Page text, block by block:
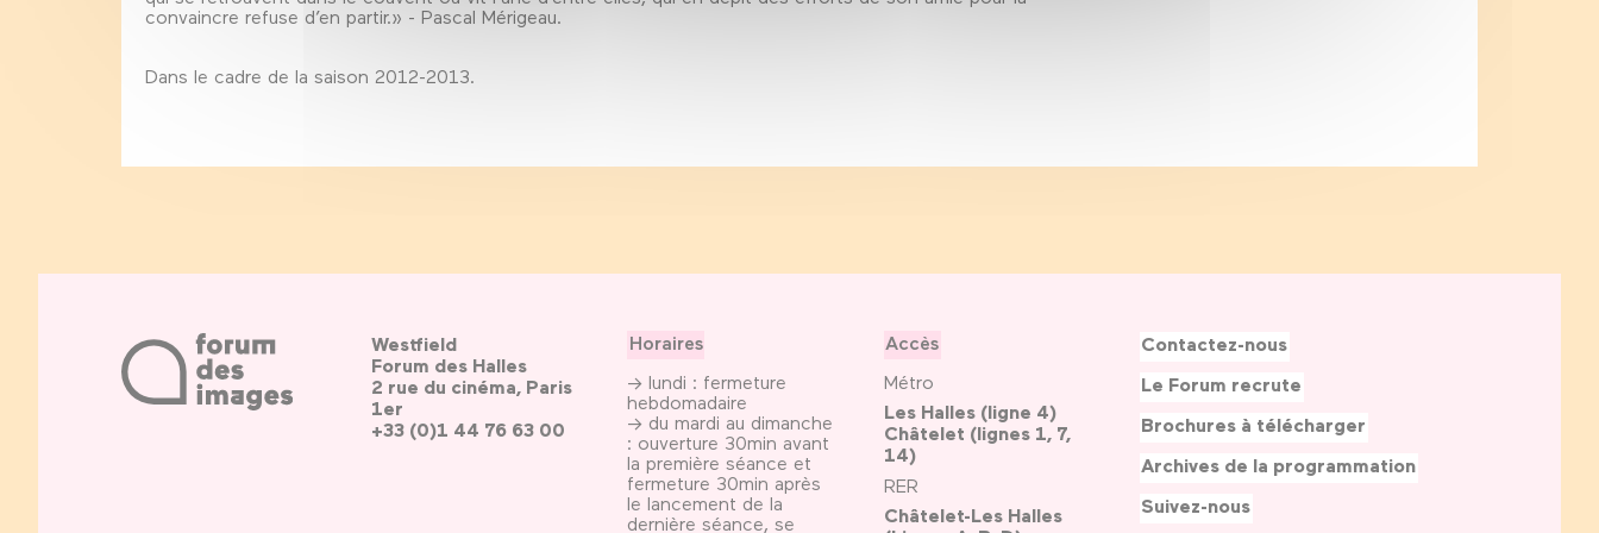
convaincre refuse d’en partir.» - Pascal Mérigeau.
Dans le cadre de la saison 2012-2013.
Westfield
Forum des Halles
2 rue du cinéma, Paris
1er
+33 (0)1 44 76 63 00
Horaires
→ lundi : fermeture
hebdomadaire
→ du mardi au dimanche
: ouverture 30min avant
la première séance et
fermeture 30min après
le lancement de la
dernière séance, se
Accès
Métro
Les Halles (ligne 4)
Châtelet (lignes 1, 7,
14)
RER
Châtelet-Les Halles
Contactez-nous
Le Forum recrute
Brochures à télécharger
Archives de la programmation
Suivez-nous